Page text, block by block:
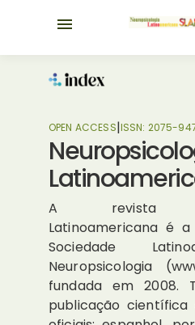
OPEN ACCESS|ISSN: 2075-
A revista
Latinoamericana é
Sociedade
Neuropsicologia
fundada em 2008.
publicação